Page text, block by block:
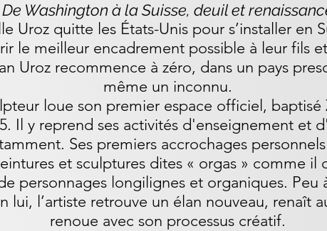
De Washington à la Suisse, deuil et
Uroz quitte les États-Unis pour s’installer en
le meilleur encadrement possible à leur fils
Uroz recommence à zéro, dans un pays
même un inconnu.
loue son premier espace officiel,
Il y reprend ses activités d'enseignement et
Ses premiers accrochages
et sculptures dites « orgas » comme il
personnages longilignes et organiques. Peu
lui, l’artiste retrouve un élan nouveau, renaît
renoue avec son processus créatif.